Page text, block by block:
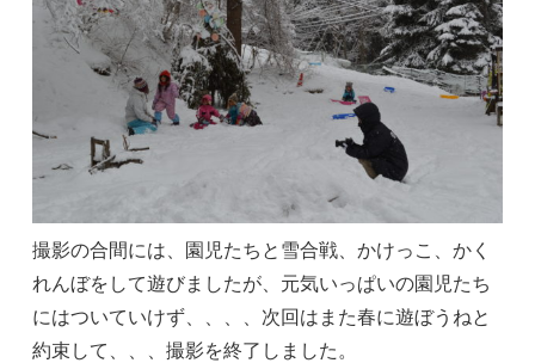
撮影の合間には、園児たちと雪合戦、かけっこ、かく
れんぼをして遊びましたが、元気いっぱいの園児たち
にはついていけず、、、、次回はまた春に遊ぼうねと
約束して、、、撮影を終了しました。